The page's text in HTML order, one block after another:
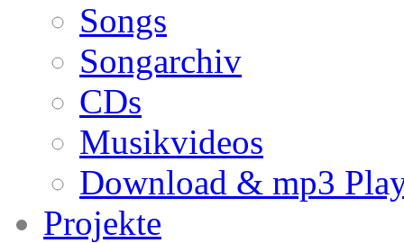
Songs
Songarchiv
CDs
Musikvideos
Download & mp3
Projekte